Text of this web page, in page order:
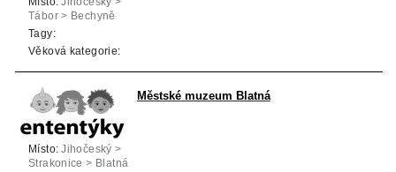
Tábor > Bechyně
Tagy:
Věková kategorie:
Městské muzeum Blatná
Místo: Jihočeský >
Strakonice > Blatná